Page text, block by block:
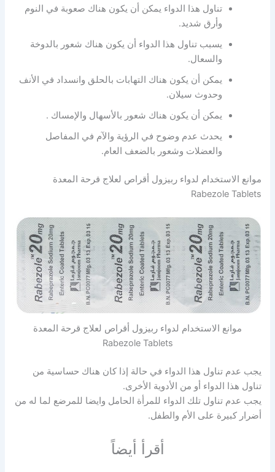
تناول هذا الدواء يمكن أن يكون هناك صعوبة في النوم
وأرق شديد.
يسبب تناول هذا الدواء أن يكون هناك شعور بالدوخة
والسعال.
يمكن أن يكون هناك التهابات بالحلق وانسداد في الأنف
وحدوث سيلان.
يمكن أن يكون هناك شعور بالأسهال والإمساك .
يحدث عدم وضوح في الرؤية والآم في المفاصل
والعضلات وشعور بالضعف العام.
موانع الاستخدام لدواء ربيزول أقراص لعلاج قرحة المعدة
Rabezole Tablets
موانع الاستخدام لدواء ربيزول أقراص لعلاج قرحة المعدة
Rabezole Tablets
يجب عدم تناول هذا الدواء في حالة إذا كان هناك حساسية من
تناول هذا الدواء أو من الأدوية الأخرى.
يجب عدم تناول تلك الدواء للمرأة الحامل وايضا للمرضع لما له من
أضرار كبيرة على الأم والطفل.
أقرأ أيضاً